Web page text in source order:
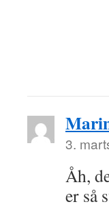
3.
Åh,
er så